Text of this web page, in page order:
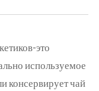
это
используемое
консервирует чай